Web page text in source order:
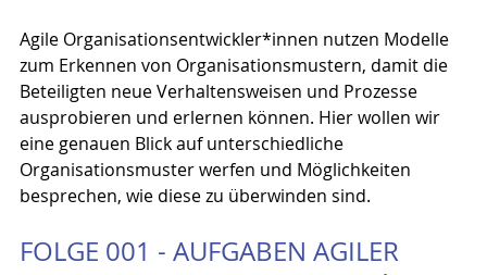
Agile Organisationsentwickler*innen nutzen Modelle
zum Erkennen von Organisationsmustern, damit die
Beteiligten neue Verhaltensweisen und Prozesse
ausprobieren und erlernen können. Hier wollen wir
eine genauen Blick auf unterschiedliche
Organisationsmuster werfen und Möglichkeiten
besprechen, wie diese zu überwinden sind.
FOLGE 001 - AUFGABEN AGILER